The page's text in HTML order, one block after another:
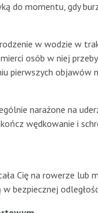
do momentu, gdy
w wodzie w
osób w niej
pierwszych objawów
narażone na
wędkowanie i
Cię na rowerze lub
w bezpiecznej